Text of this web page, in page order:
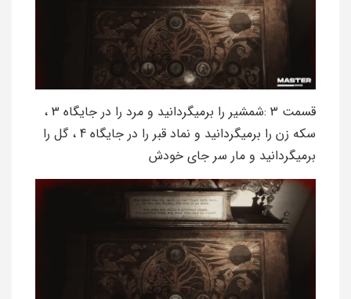
قسمت 3 :شمشیر را برمیگردانید و مرد را در جایگاه 3 ،
سکه زن را برمیگردانید و نماد قبر را در جایگاه 4 ، گل را
برمیگردانید و مار سر جای خودش